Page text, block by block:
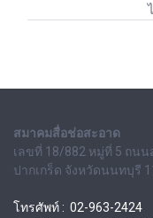
สมาคมสื่อช่อสะอาด
เลขที่ 18/882 หมู่ที่ 5 ถน
ปากเกร็ด จังหวัดนนทบุรี
โทรศัพท์ : 02-963-2424